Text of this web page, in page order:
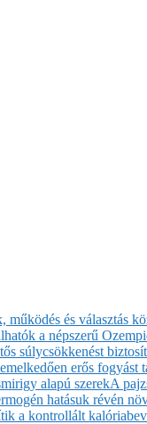
működés és választás
a népszerű
súlycsökkenést
erős fogyást
alapú szerekA
hatásuk révén
a kontrollált